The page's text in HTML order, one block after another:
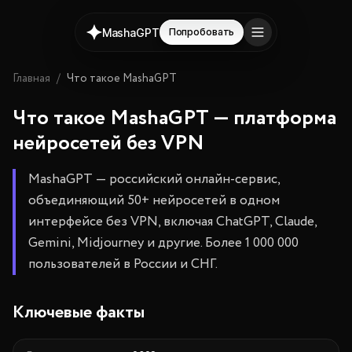
MashaGPT Попробовать
Главная / Что такое MashaGPT
Что такое MashaGPT — платформа
нейросетей без VPN
MashaGPT — российский онлайн-сервис,
объединяющий 50+ нейросетей в одном
интерфейсе без VPN, включая ChatGPT, Claude,
Gemini, Midjourney и другие. Более 1 000 000
пользователей в России и СНГ.
Ключевые факты